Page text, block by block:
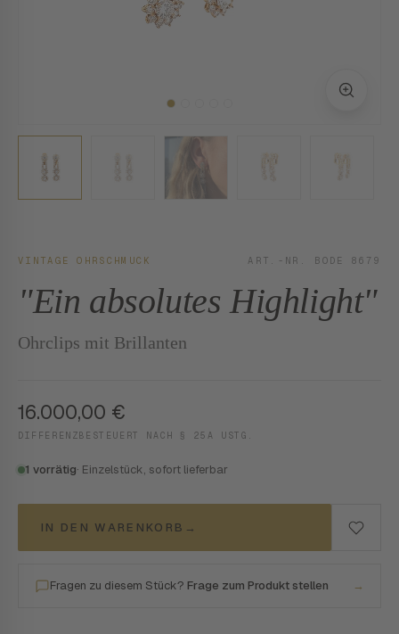
VINTAGE OHRSCHMUCK ART.-NR. BODE 8679
"Ein absolutes Highlight"
Ohrclips mit Brillanten
16.000,00 €
DIFFERENZBESTEUERT NACH § 25A USTG.
1 vorrätig· Einzelstück, sofort lieferbar
IN DEN WARENKORB →
Fragen zu diesem Stück? Frage zum Produkt stellen →